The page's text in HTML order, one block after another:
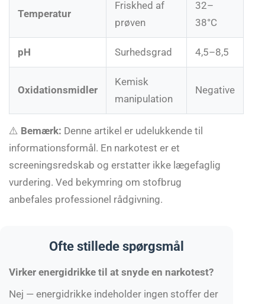
Temperatur
Friskhed af
prøven
32–
38°C
pH Surhedsgrad 4,5–8,5
Oxidationsmidler
Kemisk
manipulation
Negative
⚠️ Bemærk: Denne artikel er udelukkende til
informationsformål. En narkotest er et
screeningsredskab og erstatter ikke lægefaglig
vurdering. Ved bekymring om stofbrug
anbefales professionel rådgivning.
Ofte stillede spørgsmål
Virker energidrikke til at snyde en narkotest?
Nej — energidrikke indeholder ingen stoffer der